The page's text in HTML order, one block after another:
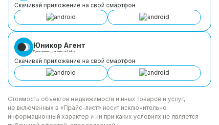
Скачивай приложение на свой смартфон
Юникор Агент
Приложение для агентов Unikor
Скачивай приложение на свой смартфон
Стоимость объектов недвижимости и иных товаров и услуг,
не включенных в «Прайс-лист» носит исключительно
информационный характер и ни при каких условиях не является